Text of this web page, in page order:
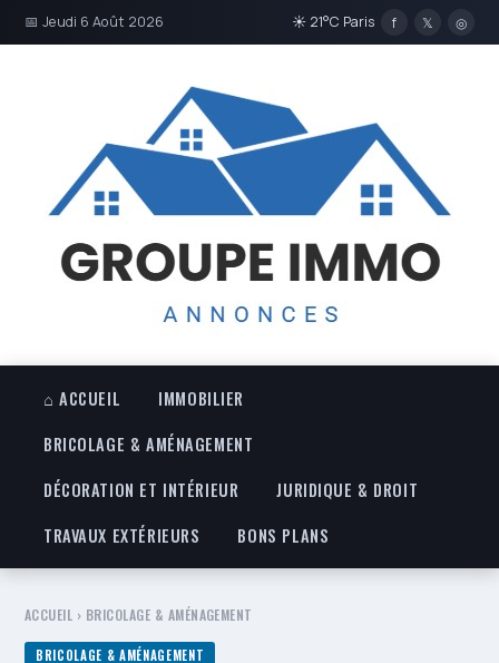
📅 Jeudi 6 Août 2026 ☀ 21°C Paris f 𝕏 ◎
⌂ ACCUEIL
IMMOBILIER
BRICOLAGE & AMÉNAGEMENT
DÉCORATION ET INTÉRIEUR
JURIDIQUE & DROIT
TRAVAUX EXTÉRIEURS
BONS PLANS
ACCUEIL › BRICOLAGE & AMÉNAGEMENT
BRICOLAGE & AMÉNAGEMENT